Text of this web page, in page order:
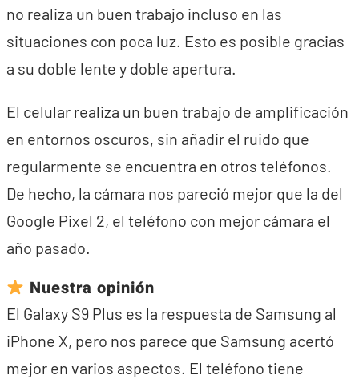
no realiza un buen trabajo incluso en las
situaciones con poca luz. Esto es posible gracias
a su doble lente y doble apertura.
El celular realiza un buen trabajo de amplificación
en entornos oscuros, sin añadir el ruido que
regularmente se encuentra en otros teléfonos.
De hecho, la cámara nos pareció mejor que la del
Google Pixel 2, el teléfono con mejor cámara el
año pasado.
Nuestra opinión
El Galaxy S9 Plus es la respuesta de Samsung al
iPhone X, pero nos parece que Samsung acertó
mejor en varios aspectos. El teléfono tiene